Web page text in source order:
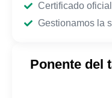
Certificado
Gestionamos la
Ponente del